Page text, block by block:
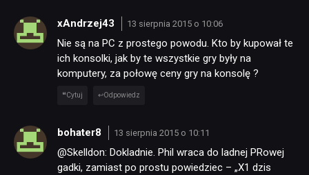
TECHNOLOGIE
DYSKUSJE
SKLEP
xAndrzej43 13 sierpnia 2015 o 10:06
Nie są na PC z prostego powodu. Kto by kupował te
ich konsolki, jak by te wszystkie gry były na
komputery, za połowę ceny gry na konsolę ?
Cytuj Odpowiedz
bohater8 13 sierpnia 2015 o 10:11
@Skelldon: Dokladnie. Phil wraca do ladnej PRowej
gadki, zamiast po prostu powiedziec – „X1 dzis